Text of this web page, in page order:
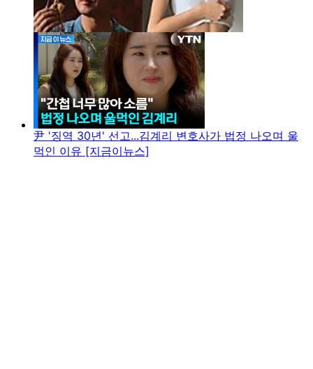
尹 '징역 30년' 선고...김계리 변호사가 법정 나오며 울
먹인 이유 [지금이뉴스]